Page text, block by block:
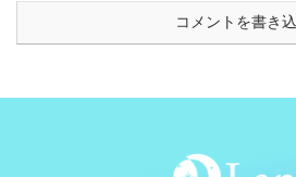
コメントを書き